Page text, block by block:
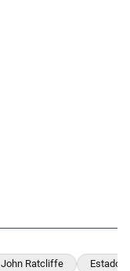
John Ratcliffe Estados